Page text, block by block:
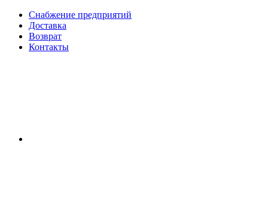
Снабжение предприятий
Доставка
Возврат
Контакты